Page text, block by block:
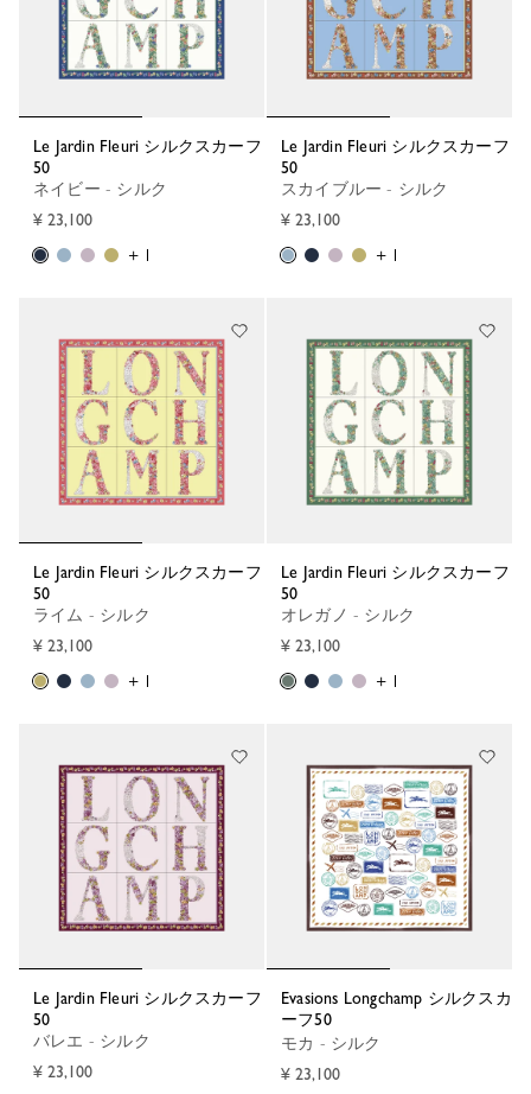
Le Jardin Fleuri シルクスカーフ
50
ネイビー - シルク
¥ 23,100
+ 1
Le Jardin Fleuri シルクスカーフ
50
スカイブルー - シルク
¥ 23,100
+ 1
Le Jardin Fleuri シルクスカーフ
50
ライム - シルク
¥ 23,100
+ 1
Le Jardin Fleuri シルクスカーフ
50
オレガノ - シルク
¥ 23,100
+ 1
Le Jardin Fleuri シルクスカーフ
50
バレエ - シルク
¥ 23,100
Evasions Longchamp シルクスカ
ーフ50
モカ - シルク
¥ 23,100